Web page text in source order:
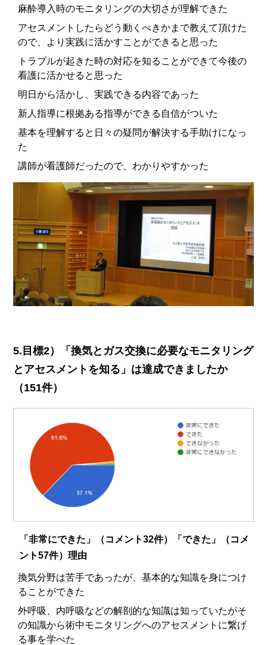
麻酔導入時のモニタリングの大切さが理解できた
アセスメントしたらどう動くべきかまで教えて頂けた
ので、より実践に活かすことができると思った
トラブルが起きた時の対応を知ることができて今後の
看護に活かせると思った
明日から活かし、実践できる内容であった
新人指導に根拠ある指導ができる自信がついた
基本を理解すると日々の疑問が解決する手助けになっ
た
講師が看護師だったので、わかりやすかった
5.目標2）「換気とガス交換に必要なモニタリング
とアセスメントを知る」は達成できましたか
（151件）
「非常にできた」（コメント32件）「できた」（コメ
ント57件）理由
換気分野は苦手であったが、基本的な知識を身につけ
ることができた
外呼吸、内呼吸などの解剖的な知識は知っていたがそ
の知識から術中モニタリングへのアセスメントに繋げ
る事を学べた